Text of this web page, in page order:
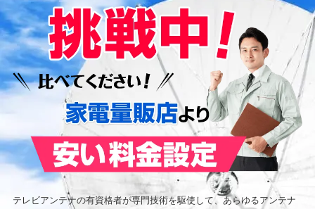
テレビアンテナの有資格者が専門技術を駆使して、あらゆるアンテナ